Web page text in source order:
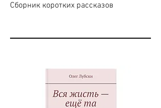
Сборник коротких рассказов